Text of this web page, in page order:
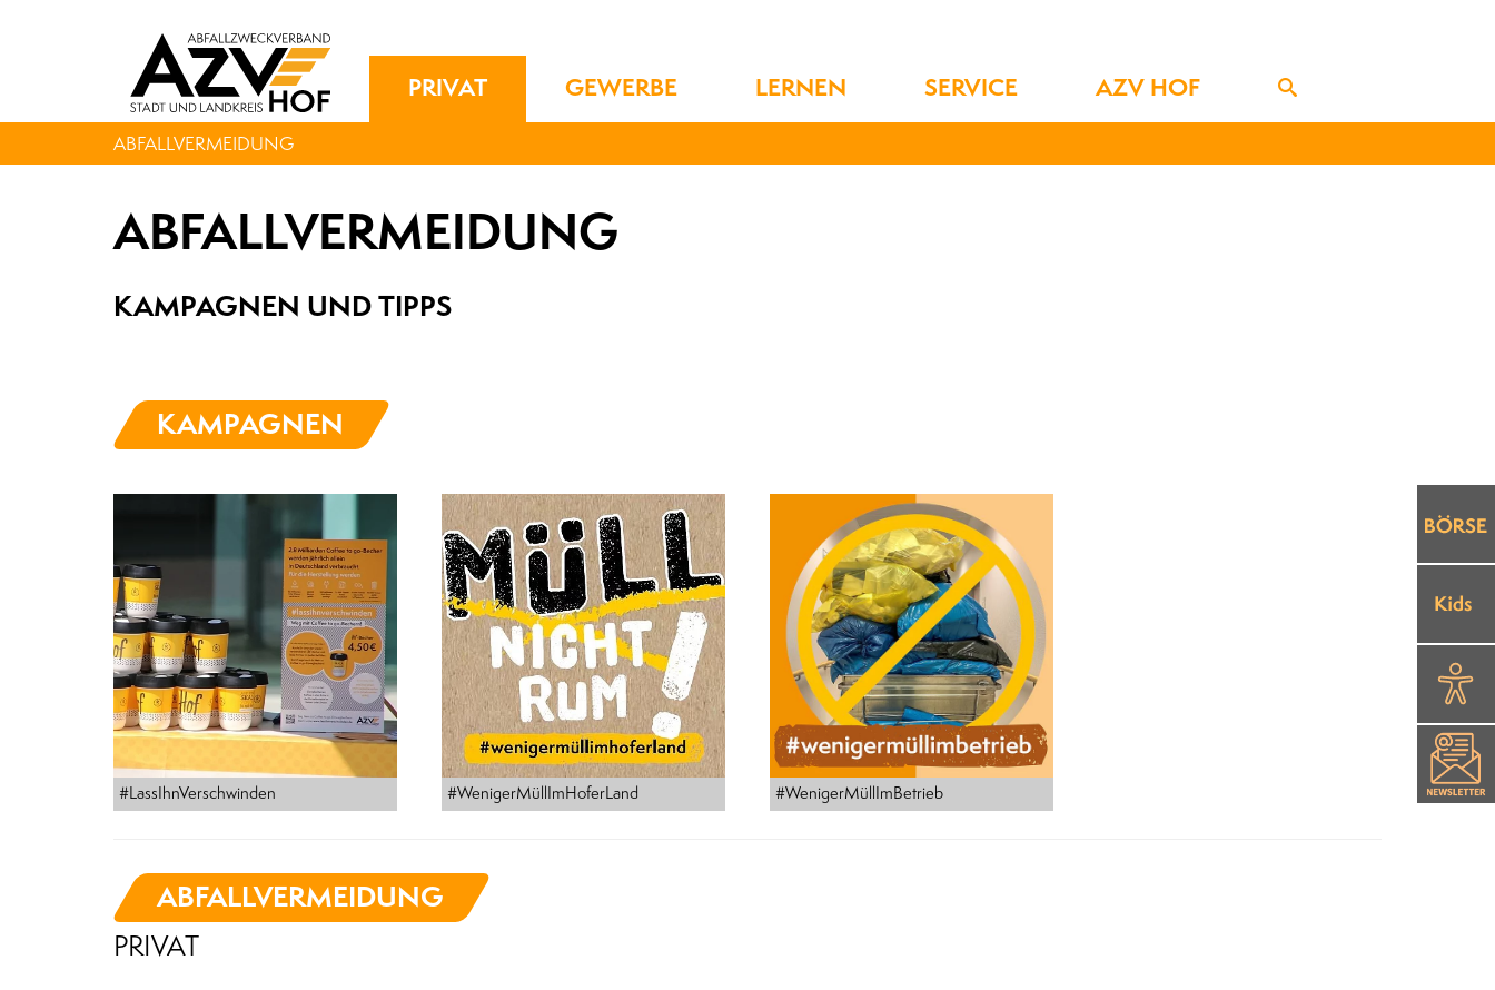
PRIVAT GEWERBE LERNEN SERVICE AZV HOF
ABFALLVERMEIDUNG
ABFALLVERMEIDUNG
KAMPAGNEN UND TIPPS
KAMPAGNEN
#LassIhnVerschwinden #WenigerMüllImHoferLand #WenigerMüllImBetrieb
ABFALLVERMEIDUNG
PRIVAT